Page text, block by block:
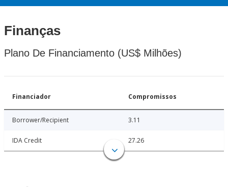
Finanças
Plano De Financiamento (US$ Milhões)
Financiador Compromissos
Borrower/Recipient 3.11
IDA Credit 27.26